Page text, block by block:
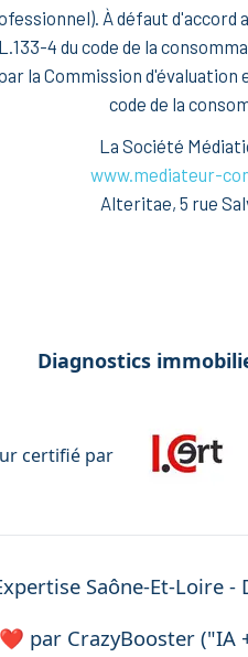
À défaut d'accord
4 du code de la
la Commission
code de la
La Société
www.mediateur-
Alteritae, 5 rue
Diagnostics
certifié par
Saône-Et-Loire -
❤️ par CrazyBooster ("IA